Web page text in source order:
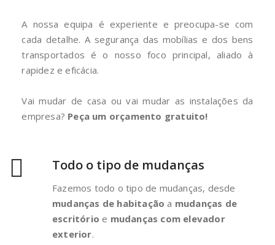
A nossa equipa é experiente e preocupa-se com
cada detalhe. A segurança das mobílias e dos bens
transportados é o nosso foco principal, aliado à
rapidez e eficácia.
Vai mudar de casa ou vai mudar as instalações da
empresa? Peça um orçamento gratuito!
Todo o tipo de mudanças
Fazemos todo o tipo de mudanças, desde
mudanças de habitação a mudanças de
escritório e mudanças com elevador
exterior.